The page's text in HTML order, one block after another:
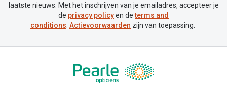
laatste nieuws. Met het inschrijven van je emailadres, accepteer je
de privacy policyen determs and
conditions. Actievoorwaarden zijn van toepassing.